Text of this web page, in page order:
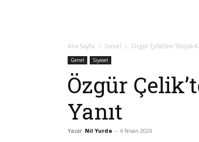
Ana Sayfa Genel Özgür Çelik’ten “Büyük
Genel Siyaset
Özgür
Yanıt
Yazar Nil Yurda - 6 Nisan 2026